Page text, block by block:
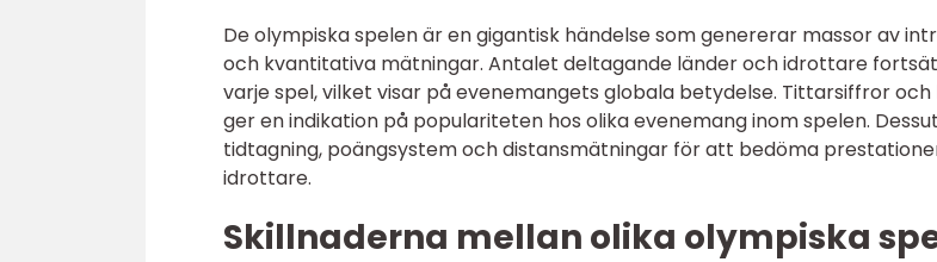
De olympiska spelen är en gigantisk händelse som genererar massor av
och kvantitativa mätningar. Antalet deltagande länder och idrottare
varje spel, vilket visar på evenemangets globala betydelse. Tittarsiffror
ger en indikation på populariteten hos olika evenemang inom spelen.
tidtagning, poängsystem och distansmätningar för att bedöma
idrottare.
Skillnaderna mellan olika olympiska